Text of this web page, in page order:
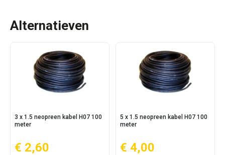
Alternatieven
3 x 1.5 neopreen kabel H07 100
meter
€ 2,60
5 x 1.5 neopreen kabel H07 100
meter
€ 4,00